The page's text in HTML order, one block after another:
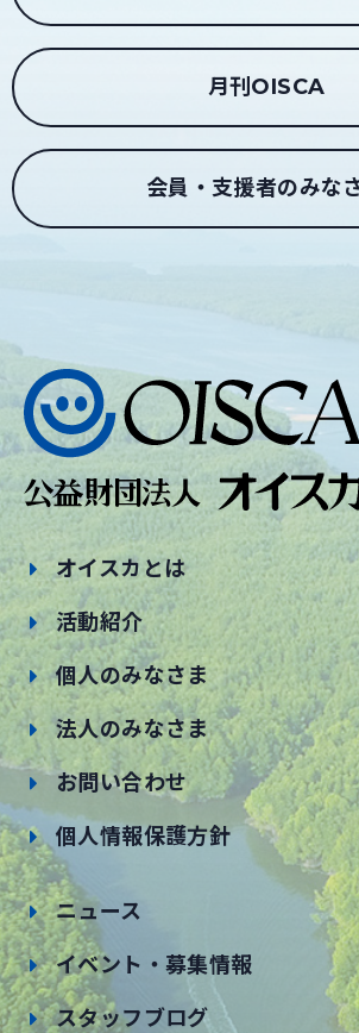
月刊OISCA
会員・支援者のみな
オイスカとは
活動紹介
個人のみなさま
法人のみなさま
お問い合わせ
個人情報保護方針
ニュース
イベント・募集情報
スタッフブログ